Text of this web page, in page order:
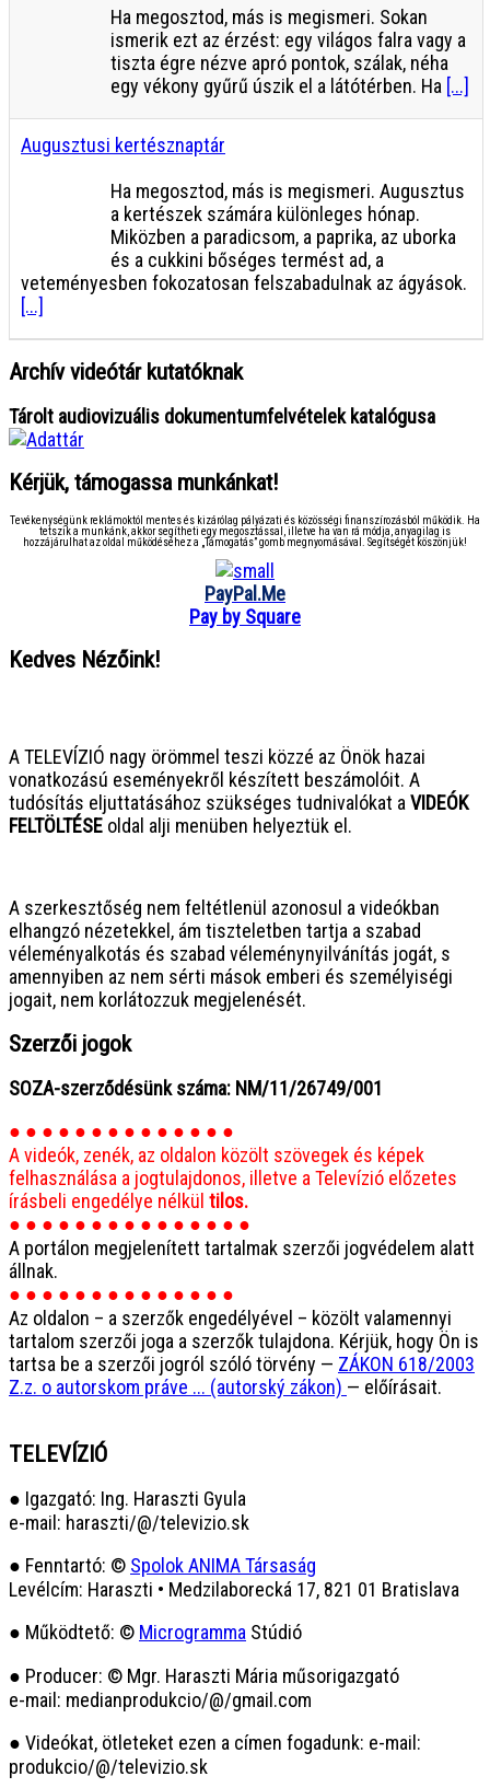
Ha megosztod, más is megismeri. Sokan
ismerik ezt az érzést: egy világos falra vagy a
tiszta égre nézve apró pontok, szálak, néha
egy vékony gyűrű úszik el a látótérben. Ha [...]
Augusztusi kertésznaptár
Ha megosztod, más is megismeri. Augusztus
a kertészek számára különleges hónap.
Miközben a paradicsom, a paprika, az uborka
és a cukkini bőséges termést ad, a
veteményesben fokozatosan felszabadulnak az ágyások.
[...]
Archív videótár kutatóknak
Tárolt audiovizuális dokumentumfelvételek katalógusa
Kérjük, támogassa munkánkat!
Tevékenységünk reklámoktól mentes és kizárólag pályázati és közösségi finanszírozásból működik. Ha
tetszik a munkánk, akkor segítheti egy megosztással, illetve ha van rá módja, anyagilag is
hozzájárulhat az oldal működéséhez a „Támogatás” gomb megnyomásával. Segítségét köszönjük!
PayPal.Me
Pay by Square
Kedves Nézőink!
A TELEVÍZIÓ nagy örömmel teszi közzé az Önök hazai
vonatkozású eseményekről készített beszámolóit. A
tudósítás eljuttatásához szükséges tudnivalókat a VIDEÓK
FELTÖLTÉSE oldal alji menüben helyeztük el.
A szerkesztőség nem feltétlenül azonosul a videókban
elhangzó nézetekkel, ám tiszteletben tartja a szabad
véleményalkotás és szabad véleménynyilvánítás jogát, s
amennyiben az nem sérti mások emberi és személyiségi
jogait, nem korlátozzuk megjelenését.
Szerzői jogok
SOZA-szerződésünk száma: NM/11/26749/001
● ● ● ● ● ● ● ● ● ● ● ● ● ●
A videók, zenék, az oldalon közölt szövegek és képek
felhasználása a jogtulajdonos, illetve a Televízió előzetes
írásbeli engedélye nélkül tilos.
● ● ● ● ● ● ● ● ● ● ● ● ● ● ●
A portálon megjelenített tartalmak szerzői jogvédelem alatt
állnak.
● ● ● ● ● ● ● ● ● ● ● ● ● ●
Az oldalon – a szerzők engedélyével – közölt valamennyi
tartalom szerzői joga a szerzők tulajdona. Kérjük, hogy Ön is
tartsa be a szerzői jogról szóló törvény — ZÁKON 618/2003
Z.z. o autorskom práve ... (autorský zákon) — előírásait.
TELEVÍZIÓ
● Igazgató: Ing. Haraszti Gyula
e-mail: haraszti/@/televizio.sk
● Fenntartó: © Spolok ANIMA Társaság
Levélcím: Haraszti • Medzilaborecká 17, 821 01 Bratislava
● Működtető: © Microgramma Stúdió
● Producer: © Mgr. Haraszti Mária műsorigazgató
e-mail: medianprodukcio/@/gmail.com
● Videókat, ötleteket ezen a címen fogadunk: e-mail:
produkcio/@/televizio.sk